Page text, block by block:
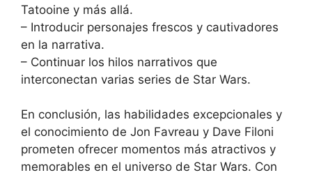
Tatooine y más allá.
– Introducir personajes frescos y cautivadores
en la narrativa.
– Continuar los hilos narrativos que
interconectan varias series de Star Wars.
En conclusión, las habilidades excepcionales y
el conocimiento de Jon Favreau y Dave Filoni
prometen ofrecer momentos más atractivos y
memorables en el universo de Star Wars. Con